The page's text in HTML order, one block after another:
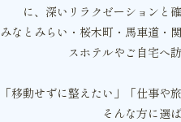
に、深いリラクゼーションと
みなとみらい・桜木町・馬車道・
スホテルやご自宅へ
「移動せずに整えたい」「仕事や
そんな方に選